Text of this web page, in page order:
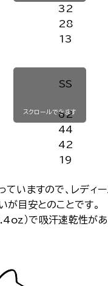
32
28
13
SS
62
44
42
19
スクロールできます
ていますので、レディ
が目安とのことです。
）で吸汗速乾性が